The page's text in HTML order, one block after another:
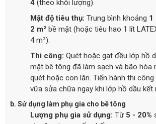
4 (theo khối lượng).
Mật độ tiêu thụ: Trung bình khoảng 1
2 m² bề mặt (hoặc tiêu hao 1 lít
4 m²).
Thi công: Quét hoặc gạt đều lớp hồ
mặt bê tông đã làm sạch và bão hòa
quét hoặc con lăn. Tiến hành thi
vữa sửa chữa ngay khi lớp hồ dầu kết
b. Sử dụng làm phụ gia cho bê tông
Lượng phụ gia sử dụng: Từ 5 - 20%